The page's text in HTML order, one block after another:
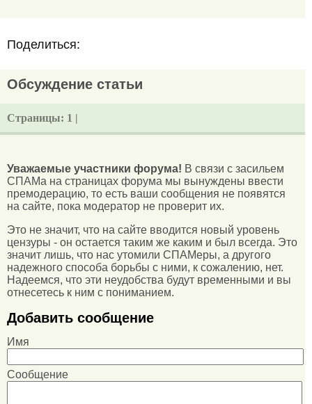
Поделиться:
Обсуждение статьи
Страницы: 1 |
Уважаемые участники форума! В связи с засильем
СПАМа на страницах форума мы вынуждены ввести
премодерацию, то есть ваши сообщения не появятся
на сайте, пока модератор не проверит их.
Это не значит, что на сайте вводится новый уровень
цензуры - он остается таким же каким и был всегда. Это
значит лишь, что нас утомили СПАМеры, а другого
надежного способа борьбы с ними, к сожалению, нет.
Надеемся, что эти неудобства будут временными и вы
отнесетесь к ним с пониманием.
Добавить сообщение
Имя
Сообщение